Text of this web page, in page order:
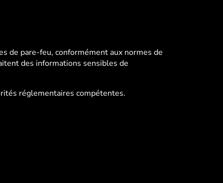
de pare-feu, conformément aux normes de
des informations sensibles de
réglementaires compétentes.